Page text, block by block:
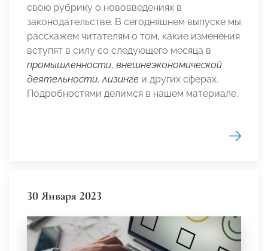
свою рубрику о нововведениях в
законодательстве. В сегодняшнем выпуске мы
расскажем читателям о том, какие изменения
вступят в силу со следующего месяца в
промышленности, внешнеэкономической
деятельности, лизинге и других сферах.
Подробностями делимся в нашем материале.
30 Января 2023